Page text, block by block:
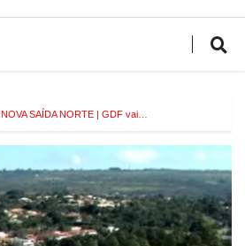
NOVA SAÍDA NORTE | GDF vai…